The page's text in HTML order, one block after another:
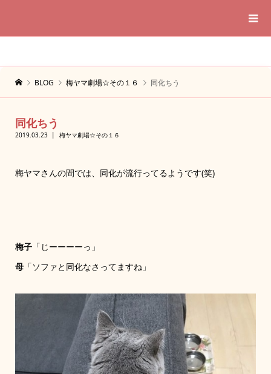
BLOG 梅ヤマ劇場☆その１６ 同化ちう
同化ちう
2019.03.23 梅ヤマ劇場☆その１６
梅ヤマさんの間では、同化が流行ってるようです(笑)
梅子「じーーーーっ」
母「ソファと同化なさってますね」